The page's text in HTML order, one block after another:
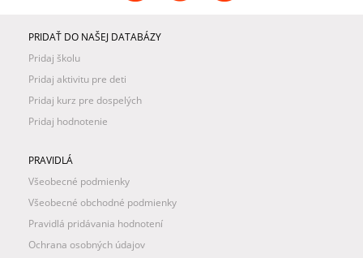
PRIDAŤ DO NAŠEJ DATABÁZY
Pridaj školu
Pridaj aktivitu pre deti
Pridaj kurz pre dospelých
Pridaj hodnotenie
PRAVIDLÁ
Všeobecné podmienky
Všeobecné obchodné podmienky
Pravidlá pridávania hodnotení
Ochrana osobných údajov